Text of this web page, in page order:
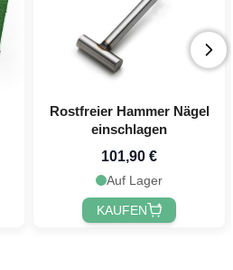
Rostfreier Hammer Nägel
einschlagen
101,90 €
Auf Lager
KAUFEN